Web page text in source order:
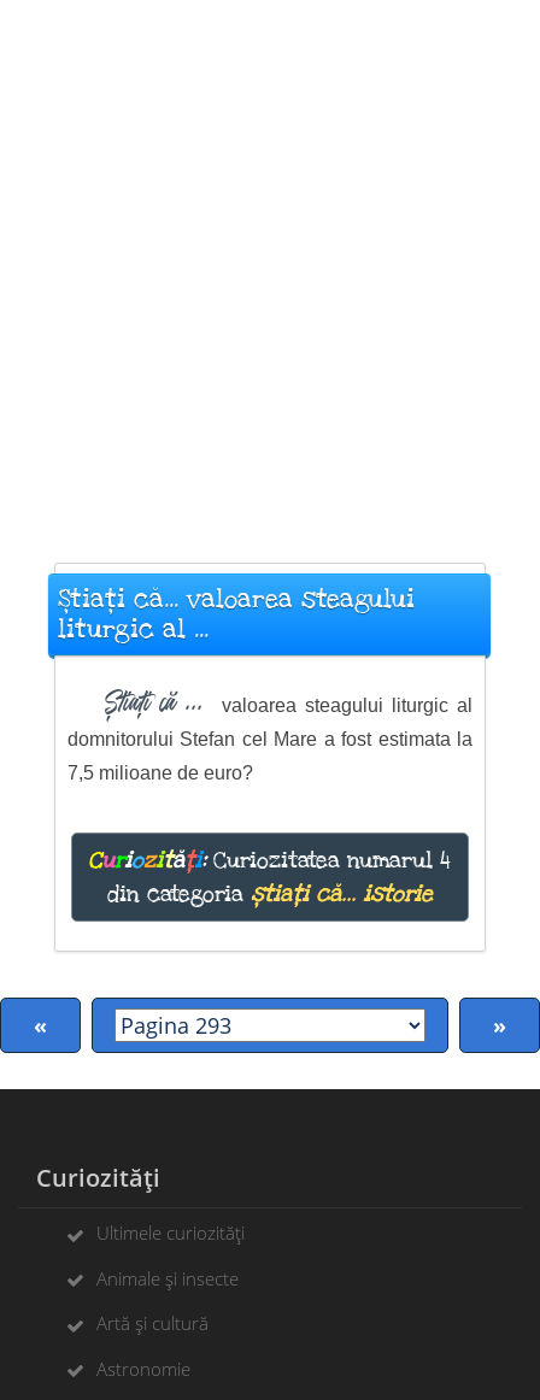
Știați că... valoarea steagului
liturgic al ...
Știați că ...
valoarea steagului liturgic al
domnitorului Stefan cel Mare a fost estimata la
7,5 milioane de euro?
Curiozități:Curiozitatea numarul 4
din categoria știați că... istorie
« »
Curiozități
Ultimele curiozități
Animale și insecte
Artă și cultură
Astronomie